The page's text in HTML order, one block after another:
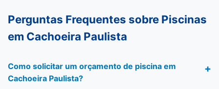
Perguntas Frequentes sobre Piscinas
em Cachoeira Paulista
Como solicitar um orçamento de piscina em
Cachoeira Paulista?